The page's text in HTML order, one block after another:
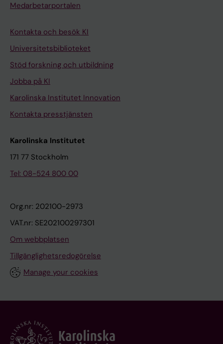
Medarbetarportalen
Kontakta och besök KI
Universitetsbiblioteket
Stöd forskning och utbildning
Jobba på KI
Karolinska Institutet Innovation
Kontakta presstjänsten
Karolinska Institutet
171 77 Stockholm
Tel: 08-524 800 00
Org.nr: 202100-2973
VAT.nr: SE202100297301
Om webbplatsen
Tillgänglighetsredogörelse
Manage your cookies